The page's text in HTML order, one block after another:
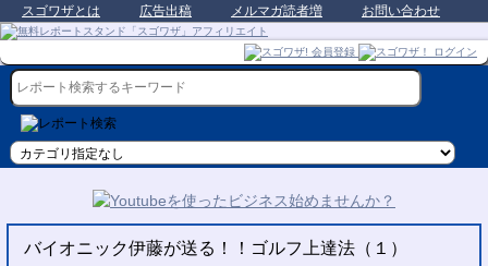
スゴワザとは 広告出稿 メルマガ読者増 お問い合わせ
バイオニック伊藤が送る！！ゴルフ上達法（１）